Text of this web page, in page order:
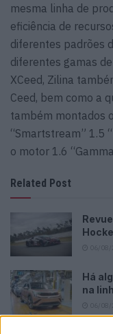
mesma linha de
eficiência de
diferentes padrões
diferentes gamas
XCeed, Zilina
Ceed, bem como a
também montados
“Smartstream” 1.5
o motor 1.6
Related Post
Há
na